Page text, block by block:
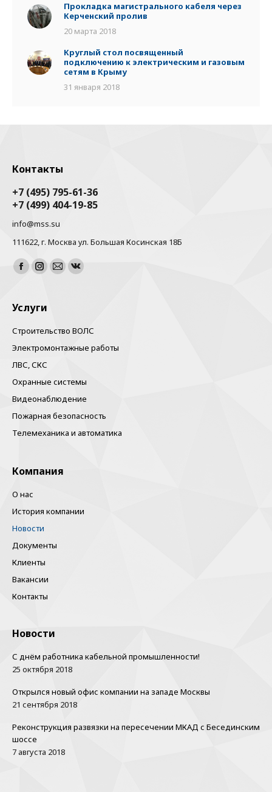
Прокладка магистрального кабеля через
Керченский пролив
20 марта 2018
Круглый стол посвященный
подключению к электрическим и газовым
сетям в Крыму
31 января 2018
Контакты
+7 (495) 795-61-36
+7 (499) 404-19-85
info@mss.su
111622, г. Москва ул. Большая Косинская 18Б
Найдите нас:
FacebookInstagram
ПочтаВконтакте
Услуги
Строительство ВОЛС
Электромонтажные работы
ЛВС, СКС
Охранные системы
Видеонаблюдение
Пожарная безопасность
Телемеханика и автоматика
Компания
О нас
История компании
Новости
Документы
Клиенты
Вакансии
Контакты
Новости
С днём работника кабельной промышленности!
25 октября 2018
Открылся новый офис компании на западе Москвы
21 сентября 2018
Реконструкция развязки на пересечении МКАД с Бесединским
шоссе
7 августа 2018